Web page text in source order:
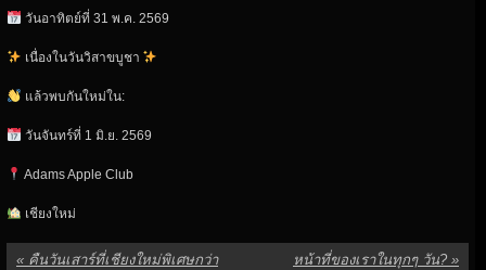
วันอาทิตย์ที่ 31 พ.ค. 2569
เนื่องในวันวิสาขบูชา
แล้วพบกันใหม่ใน:
วันจันทร์ที่ 1 มิ.ย. 2569
Adams Apple Club
เชียงใหม่
« คืนวันเสาร์ที่เชียงใหม่พิเศษกว่า
หน้าที่ของเราในทุกๆ วัน? »